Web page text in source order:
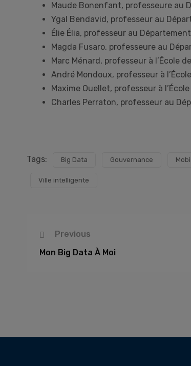
Maude Bonenfant, professeure au
Ygal Bendavid, professeur au
Élie Élia, professeur au
Magda Fusaro, professeure au
Marc Ménard, professeur à l’École
André Mondoux, professeur à
Maxime Ouellet, professeur à
Charles Perraton, professeur au
Tags: Big Data Gouvernance
Ville intelligente
Previous
Mon Big Data À Moi